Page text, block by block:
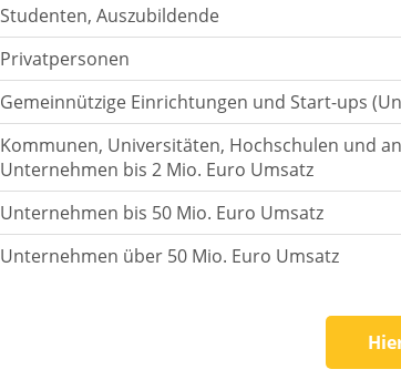
Studenten, Auszubildende
Privatpersonen
Gemeinnützige Einrichtungen und Start-ups
Kommunen, Universitäten, Hochschulen und
Unternehmen bis 2 Mio. Euro Umsatz
Unternehmen bis 50 Mio. Euro Umsatz
Unternehmen über 50 Mio. Euro Umsatz